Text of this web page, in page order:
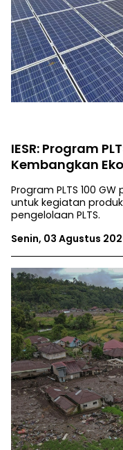
IESR: Program
Kembangkan
Program PLTS 100
untuk kegiatan
pengelolaan PLTS.
Senin, 03 Agustus